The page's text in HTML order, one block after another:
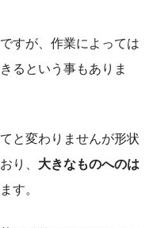
すが、作業によっては
るという事もありま
と変わりませんが形状
り、 大きなものへのは
す。